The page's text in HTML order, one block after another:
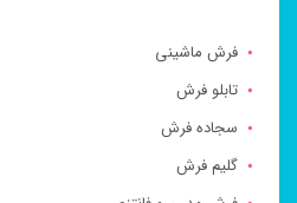
فرش ماشینی
تابلو فرش
سجاده فرش
گلیم فرش